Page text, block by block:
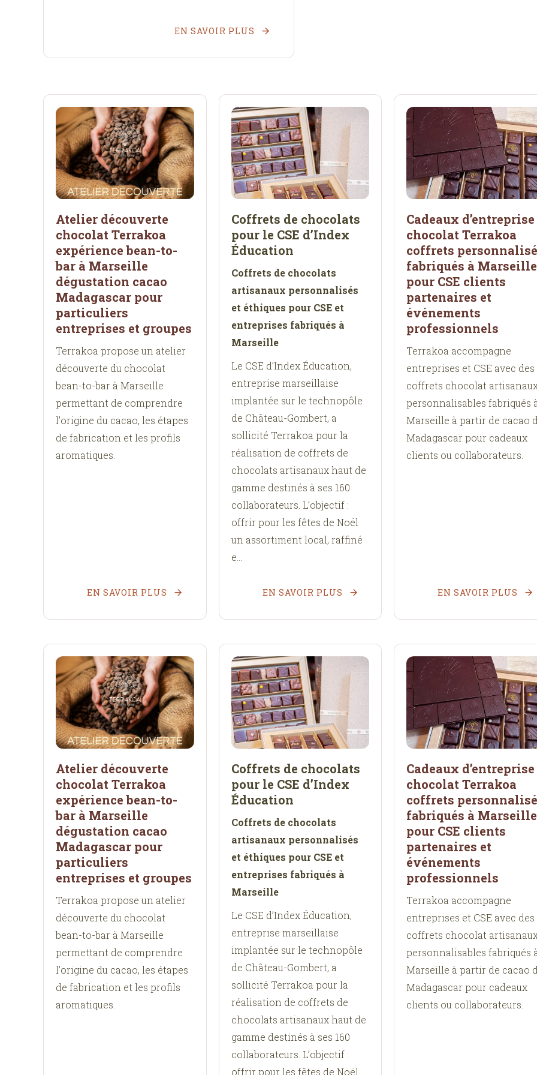
EN SAVOIR PLUS
Atelier découverte
chocolat Terrakoa
expérience bean-to-
bar à Marseille
dégustation cacao
Madagascar pour
particuliers
entreprises et groupes
Terrakoa propose un atelier
découverte du chocolat
bean-to-bar à Marseille
permettant de comprendre
l’origine du cacao, les étapes
de fabrication et les profils
aromatiques.
EN SAVOIR PLUS
Coffrets de chocolats
pour le CSE d’Index
Éducation
Coffrets de chocolats
artisanaux personnalisés
et éthiques pour CSE et
entreprises fabriqués à
Marseille
Le CSE d’Index Éducation,
entreprise marseillaise
implantée sur le technopôle
de Château-Gombert, a
sollicité Terrakoa pour la
réalisation de coffrets de
chocolats artisanaux haut de
gamme destinés à ses 160
collaborateurs. L’objectif :
offrir pour les fêtes de Noël
un assortiment local, raffiné
e...
EN SAVOIR PLUS
Cadeaux d’entreprise
chocolat Terrakoa
coffrets
fabriqués à Marseille
pour CSE clients
partenaires et
événements
professionnels
Terrakoa accompagne
entreprises et CSE avec des
coffrets chocolat
personnalisables fabriqués
Marseille à partir de cacao
Madagascar pour cadeaux
clients ou collaborateurs.
EN SAVOIR PLUS
Atelier découverte
chocolat Terrakoa
expérience bean-to-
bar à Marseille
dégustation cacao
Madagascar pour
particuliers
entreprises et groupes
Terrakoa propose un atelier
découverte du chocolat
bean-to-bar à Marseille
permettant de comprendre
l’origine du cacao, les étapes
de fabrication et les profils
aromatiques.
Coffrets de chocolats
pour le CSE d’Index
Éducation
Coffrets de chocolats
artisanaux personnalisés
et éthiques pour CSE et
entreprises fabriqués à
Marseille
Le CSE d’Index Éducation,
entreprise marseillaise
implantée sur le technopôle
de Château-Gombert, a
sollicité Terrakoa pour la
réalisation de coffrets de
chocolats artisanaux haut de
gamme destinés à ses 160
collaborateurs. L’objectif :
offrir pour les fêtes de Noël
Cadeaux d’entreprise
chocolat Terrakoa
coffrets
fabriqués à Marseille
pour CSE clients
partenaires et
événements
professionnels
Terrakoa accompagne
entreprises et CSE avec des
coffrets chocolat
personnalisables fabriqués
Marseille à partir de cacao
Madagascar pour cadeaux
clients ou collaborateurs.